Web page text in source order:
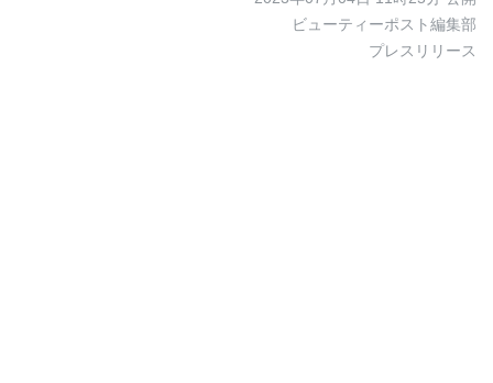
ビューティーポスト編集部
プレスリリース